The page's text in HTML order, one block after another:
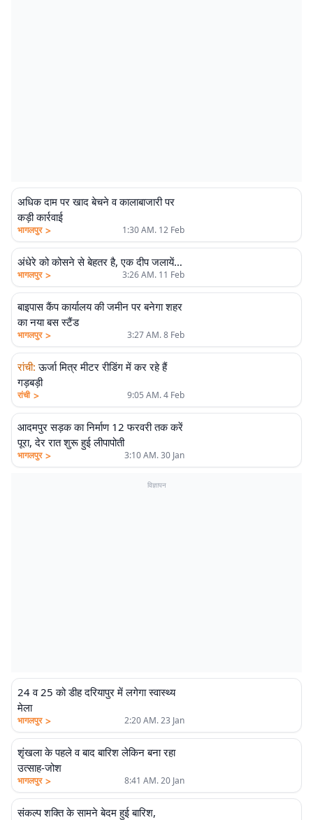
अधिक दाम पर खाद बेचने व कालाबाजारी पर
कड़ी कार्रवाई
भागलपुर > 1:30 AM. 12 Feb
अंधेरे को कोसने से बेहतर है, एक दीप जलायें…
भागलपुर > 3:26 AM. 11 Feb
बाइपास कैंप कार्यालय की जमीन पर बनेगा शहर
का नया बस स्टैंड
भागलपुर > 3:27 AM. 8 Feb
रांची: ऊर्जा मित्र मीटर रीडिंग में कर रहे हैं
गड़बड़ी
रांची > 9:05 AM. 4 Feb
आदमपुर सड़क का निर्माण 12 फरवरी तक करें
पूरा, देर रात शुरू हुई लीपापोती
भागलपुर > 3:10 AM. 30 Jan
विज्ञापन
24 व 25 को डीह दरियापुर में लगेगा स्वास्थ्य
मेला
भागलपुर > 2:20 AM. 23 Jan
शृंखला के पहले व बाद बारिश लेकिन बना रहा
उत्साह-जोश
भागलपुर > 8:41 AM. 20 Jan
संकल्प शक्ति के सामने बेदम हुई बारिश,